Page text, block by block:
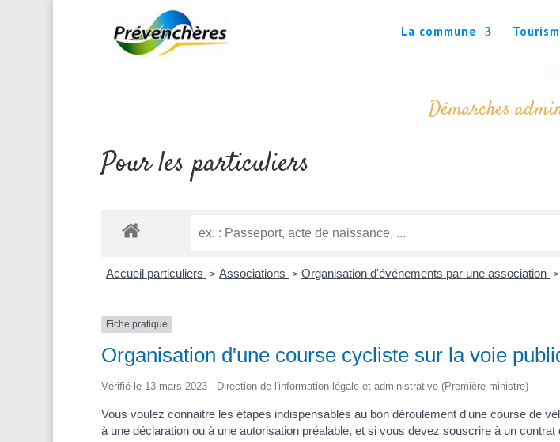
La commune
Démarches
Pour les particuliers
Accueil particuliers > Associations > Organisation d'événements par une association >
Fiche pratique
Organisation d'une course cycliste sur la voie
Vérifié le 13 mars 2023 - Direction de l'information légale et administrative (Première ministre)
Vous voulez connaitre les étapes indispensables au bon déroulement d'une course de
à une déclaration ou à une autorisation préalable, et si vous devez souscrire à un